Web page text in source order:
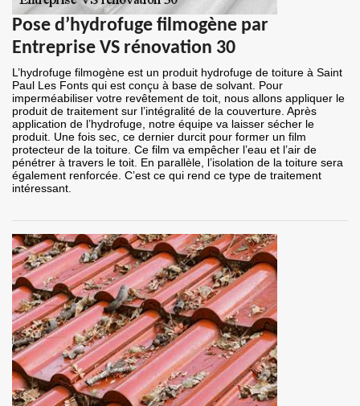
Pose d’hydrofuge filmogène par
Entreprise VS rénovation 30
L’hydrofuge filmogène est un produit hydrofuge de toiture à Saint
Paul Les Fonts qui est conçu à base de solvant. Pour
imperméabiliser votre revêtement de toit, nous allons appliquer le
produit de traitement sur l’intégralité de la couverture. Après
application de l’hydrofuge, notre équipe va laisser sécher le
produit. Une fois sec, ce dernier durcit pour former un film
protecteur de la toiture. Ce film va empêcher l’eau et l’air de
pénétrer à travers le toit. En parallèle, l’isolation de la toiture sera
également renforcée. C’est ce qui rend ce type de traitement
intéressant.